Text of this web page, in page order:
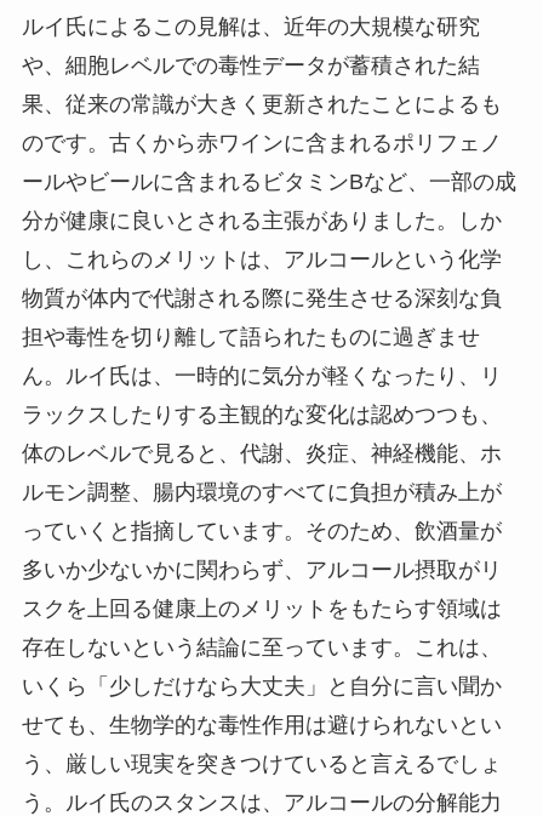
ルイ氏によるこの見解は、近年の大規模な研究
や、細胞レベルでの毒性データが蓄積された結
果、従来の常識が大きく更新されたことによるも
のです。古くから赤ワインに含まれるポリフェノ
ールやビールに含まれるビタミンBなど、一部の成
分が健康に良いとされる主張がありました。しか
し、これらのメリットは、アルコールという化学
物質が体内で代謝される際に発生させる深刻な負
担や毒性を切り離して語られたものに過ぎませ
ん。ルイ氏は、一時的に気分が軽くなったり、リ
ラックスしたりする主観的な変化は認めつつも、
体のレベルで見ると、代謝、炎症、神経機能、ホ
ルモン調整、腸内環境のすべてに負担が積み上が
っていくと指摘しています。そのため、飲酒量が
多いか少ないかに関わらず、アルコール摂取がリ
スクを上回る健康上のメリットをもたらす領域は
存在しないという結論に至っています。これは、
いくら「少しだけなら大丈夫」と自分に言い聞か
せても、生物学的な毒性作用は避けられないとい
う、厳しい現実を突きつけていると言えるでしょ
う。ルイ氏のスタンスは、アルコールの分解能力